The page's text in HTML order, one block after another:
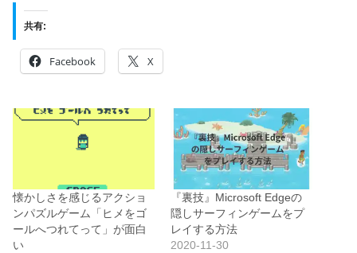
共有:
Facebook X
懐かしさを感じるアクショ
ンパズルゲーム「ヒメをゴ
ールへつれてって」が面白
い
『裏技』Microsoft Edgeの
隠しサーフィンゲームをプ
レイする方法
2020-11-30